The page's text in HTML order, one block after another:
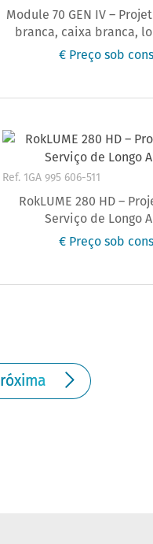
Module 70 GEN IV –
branca, caixa branca,
€ Preço sob
Ref. 1GA 995 606-511
RokLUME 280 HD –
Serviço de Longo
€ Preço sob